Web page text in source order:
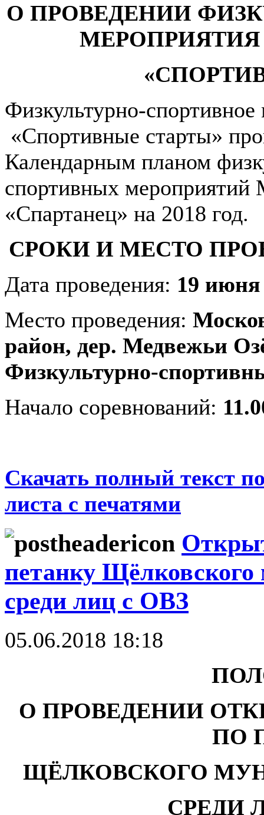
О ПРОВЕДЕНИИ
МЕРОПРИЯТИЯ
Физкультурно-
«Спортивные старты»
Календарным планом
спортивных
«Спартанец» на 2018 год.
СРОКИ И МЕСТО
Дата проведения: 19 июня
Место проведения:
район, дер. Медвежьи
Физкультурно-
Начало соревнований:
Скачать полный текст
листа с печатями
петанку
среди лиц с ОВЗ
05.06.2018 18:18
О ПРОВЕДЕНИИ
ПО
ЩЁЛКОВСКОГО
СРЕДИ